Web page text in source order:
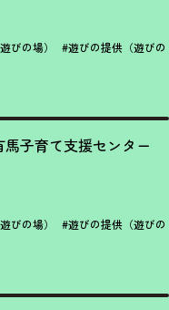
びの場）
#遊びの提供（遊びの
子育て支援センター
びの場）
#遊びの提供（遊びの